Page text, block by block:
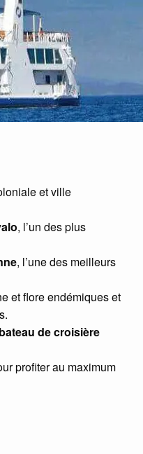
et ville
, l’un des plus
, l’une des meilleurs
et flore endémiques et
bateau de croisière
profiter au maximum